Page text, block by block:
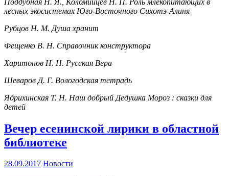
лесных экосистемах Юго-Восточного Сихотэ-Алиня
Рубцов Н. М. Душа хранит
Фещенко В. Н. Справочник конструктора
Харитонов Н. Н. Русская Вера
Шеваров Д. Г. Вологодская тетрадь
Ядрихинская Т. Н. Наш добрый Дедушка Мороз : сказки для
детей
Вечер есенинской лирики в областной
библиотеке
28.09.2017 Новости